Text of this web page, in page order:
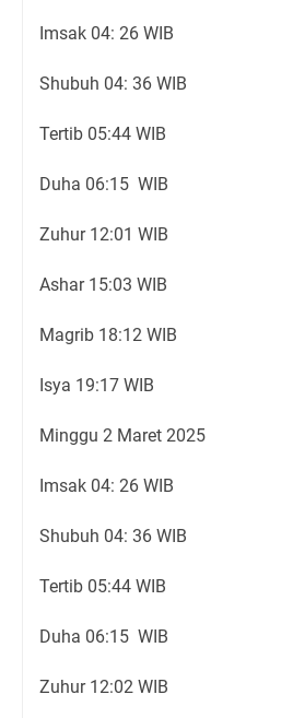
Imsak 04: 26 WIB
Shubuh 04: 36 WIB
Tertib 05:44 WIB
Duha 06:15 WIB
Zuhur 12:01 WIB
Ashar 15:03 WIB
Magrib 18:12 WIB
Isya 19:17 WIB
Minggu 2 Maret 2025
Imsak 04: 26 WIB
Shubuh 04: 36 WIB
Tertib 05:44 WIB
Duha 06:15 WIB
Zuhur 12:02 WIB